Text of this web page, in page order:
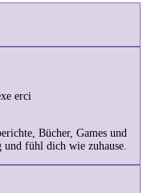
Bücher, Games und
fühl dich wie zuhause.